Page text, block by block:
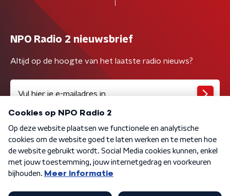
NPO Radio 2 nieuwsbrief
Altijd op de hoogte van het laatste radio nieuws?
Algemene voorwaarden